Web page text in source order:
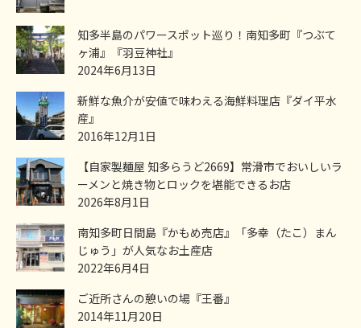
知多半島のパワースポット巡り！南知多町『つぶて
ヶ浦』『羽豆神社』
2024年6月13日
新鮮な魚介が安値で味わえる海鮮料理店『ダイ平水
産』
2016年12月1日
【自家製麺屋 知多らうど2669】常滑市でおいしいラ
ーメンと焼き物とロックを堪能できるお店
2026年8月1日
南知多町日間島『かもめ売店』「多幸（たこ）まん
じゅう」が人気なお土産店
2022年6月4日
ご近所さんの憩いの場『王番』
2014年11月20日